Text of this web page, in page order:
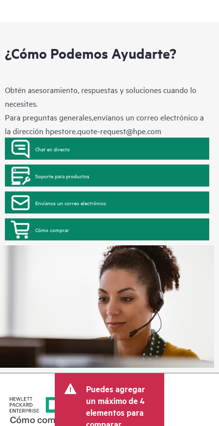
¿Cómo Podemos Ayudarte?
Obtén asesoramiento, respuestas y soluciones cuando lo
necesites.
Para preguntas generales,envíanos un correo electrónico a
la dirección hpestore.quote-request@hpe.com
Chat en directo
Soporte para productos
Envíanos un correo electrónico
Cómo comprar
Puedes agregar
un máximo de 4
elementos para
Cómo comprar